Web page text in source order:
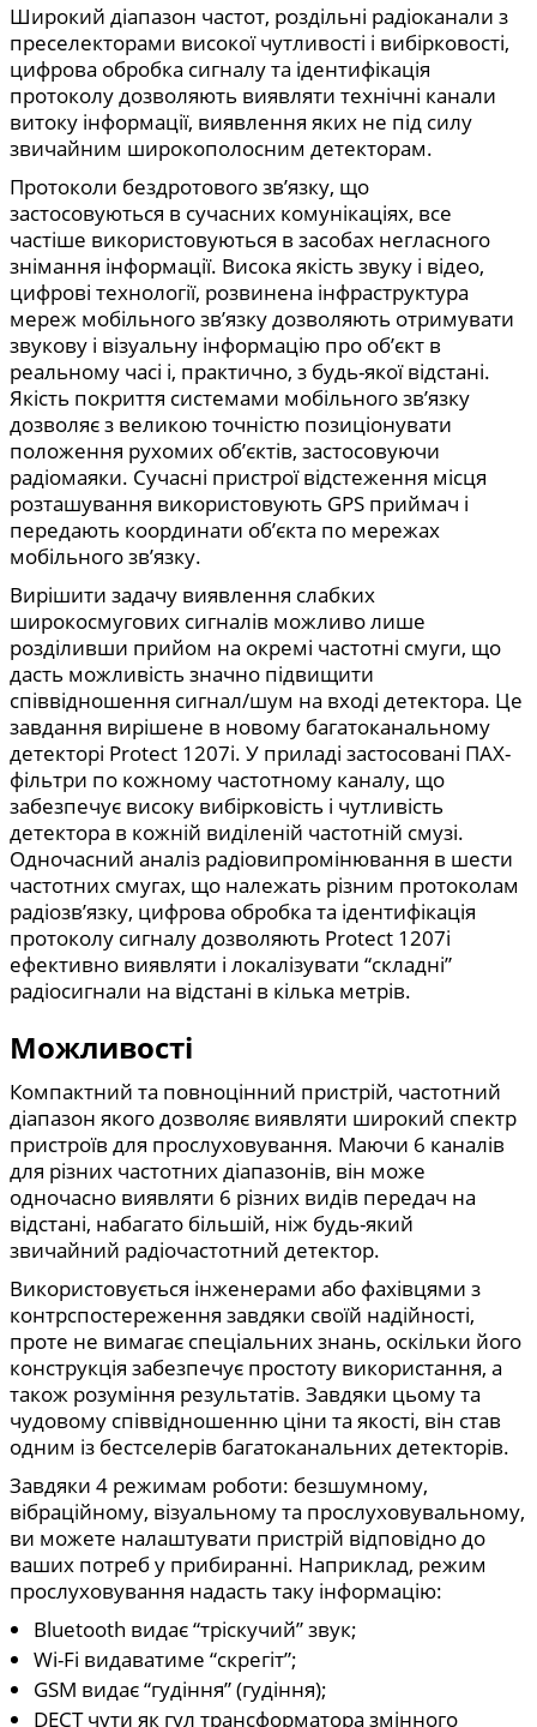
Широкий діапазон частот, роздільні радіоканали з
преселекторами високої чутливості і вибірковості,
цифрова обробка сигналу та ідентифікація
протоколу дозволяють виявляти технічні канали
витоку інформації, виявлення яких не під силу
звичайним широкополосним детекторам.
Протоколи бездротового зв’язку, що
застосовуються в сучасних комунікаціях, все
частіше використовуються в засобах негласного
знімання інформації. Висока якість звуку і відео,
цифрові технології, розвинена інфраструктура
мереж мобільного зв’язку дозволяють отримувати
звукову і візуальну інформацію про об’єкт в
реальному часі і, практично, з будь-якої відстані.
Якість покриття системами мобільного зв’язку
дозволяє з великою точністю позиціонувати
положення рухомих об’єктів, застосовуючи
радіомаяки. Сучасні пристрої відстеження місця
розташування використовують GPS приймач і
передають координати об’єкта по мережах
мобільного зв’язку.
Вирішити задачу виявлення слабких
широкосмугових сигналів можливо лише
розділивши прийом на окремі частотні смуги, що
дасть можливість значно підвищити
співвідношення сигнал/шум на вході детектора. Це
завдання вирішене в новому багатоканальному
детекторі Protect 1207i. У приладі застосовані ПАХ-
фільтри по кожному частотному каналу, що
забезпечує високу вибірковість і чутливість
детектора в кожній виділеній частотній смузі.
Одночасний аналіз радіовипромінювання в шести
частотних смугах, що належать різним протоколам
радіозв’язку, цифрова обробка та ідентифікація
протоколу сигналу дозволяють Protect 1207i
ефективно виявляти і локалізувати “складні”
радіосигнали на відстані в кілька метрів.
Можливості
Компактний та повноцінний пристрій, частотний
діапазон якого дозволяє виявляти широкий спектр
пристроїв для прослуховування. Маючи 6 каналів
для різних частотних діапазонів, він може
одночасно виявляти 6 різних видів передач на
відстані, набагато більшій, ніж будь-який
звичайний радіочастотний детектор.
Використовується інженерами або фахівцями з
контрспостереження завдяки своїй надійності,
проте не вимагає спеціальних знань, оскільки його
конструкція забезпечує простоту використання, а
також розуміння результатів. Завдяки цьому та
чудовому співвідношенню ціни та якості, він став
одним із бестселерів багатоканальних детекторів.
Завдяки 4 режимам роботи: безшумному,
вібраційному, візуальному та прослуховувальному,
ви можете налаштувати пристрій відповідно до
ваших потреб у прибиранні. Наприклад, режим
прослуховування надасть таку інформацію:
Bluetooth видає “тріскучий” звук;
Wi-Fi видаватиме “скрегіт”;
GSM видає “гудіння” (гудіння);
DECT чути як гул трансформатора змінного